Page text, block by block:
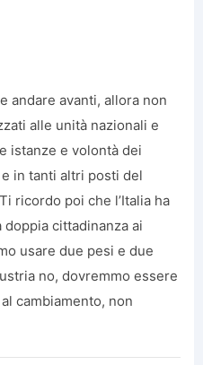
andare avanti, allora non
alle unità nazionali e
istanze e volontà dei
in tanti altri posti del
ricordo poi che l’Italia ha
cittadinanza ai
usare due pesi e due
no, dovremmo essere
cambiamento, non